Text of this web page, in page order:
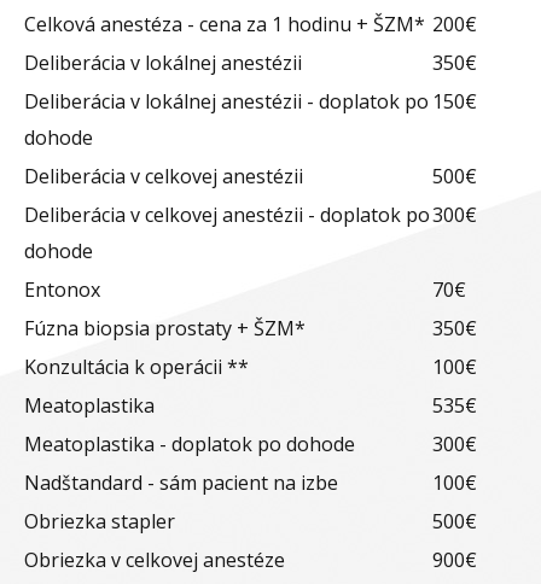
Celková anestéza - cena za 1 hodinu + ŠZM* 200€
Deliberácia v lokálnej anestézii
350€
Deliberácia v lokálnej anestézii - doplatok po
dohode
150€
Deliberácia v celkovej anestézii
500€
Deliberácia v celkovej anestézii - doplatok po
dohode
300€
Entonox
70€
Fúzna biopsia prostaty + ŠZM*
350€
Konzultácia k operácii **
100€
Meatoplastika
535€
Meatoplastika - doplatok po dohode
300€
Nadštandard - sám pacient na izbe
100€
Obriezka stapler
500€
Obriezka v celkovej anestéze
900€